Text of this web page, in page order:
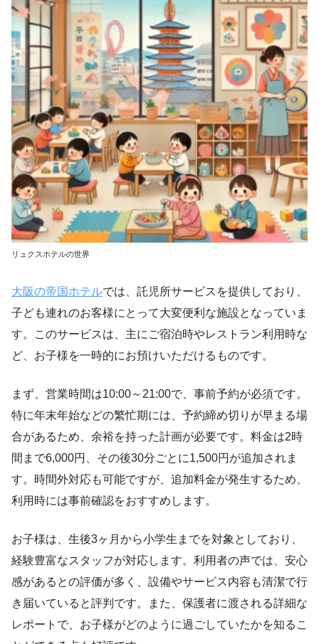
リュクスホテルの世界
大阪の帝国ホテルでは、託児所サービスを提供しており、
子ども連れのお客様にとって大変便利な施設となっていま
す。このサービスは、主にご宿泊時やレストラン利用時な
ど、お子様を一時的にお預けいただけるものです。
まず、営業時間は10:00～21:00で、事前予約が必須です。
特に年末年始などの繁忙期には、予約締め切りが早まる場
合があるため、余裕を持った計画が必要です。料金は2時
間まで6,000円、その後30分ごとに1,500円が追加されま
す。時間外対応も可能ですが、追加料金が発生するため、
利用時には事前確認をおすすめします。
お子様は、生後3ヶ月から小学生までを対象としており、
経験豊富なスタッフが対応します。利用者の声では、安心
感があるとの評価が多く、設備やサービス内容も清潔で行
き届いていると評判です。また、保護者に渡される詳細な
レポートで、お子様がどのように過ごしていたかを知るこ